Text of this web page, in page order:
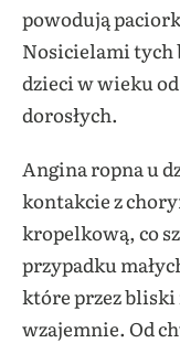
powodują
Nosicielami tych
dzieci w wieku od
dorosłych.
Angina ropna u
kontakcie z
kropelkową, co
przypadku
które przez bliski
wzajemnie. Od